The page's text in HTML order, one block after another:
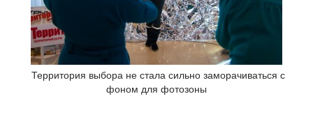
Территория выбора не стала сильно заморачиваться с
фоном для фотозоны